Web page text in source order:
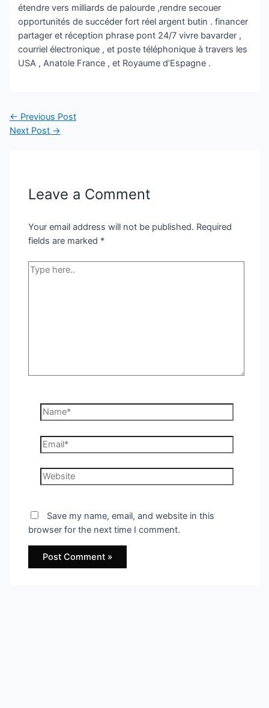
étendre vers milliards de palourde ,rendre secouer
opportunités de succéder fort réel argent butin . financer
partager et réception phrase pont 24/7 vivre bavarder ,
courriel électronique , et poste téléphonique à travers les
USA , Anatole France , et Royaume d’Espagne .
Post
navigation
← Previous Post
Next Post →
Leave a Comment
Your email address will not be published. Required
fields are marked *
Type
Name*
Email*
Website
Save my name, email, and website in this
browser for the next time I comment.